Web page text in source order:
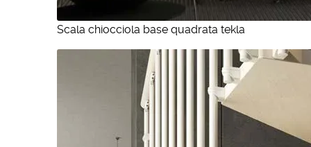
Scala chiocciola base quadrata tekla